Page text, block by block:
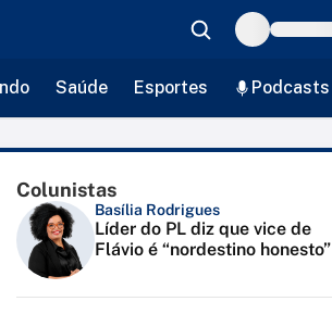
Saúde Esportes Podcasts
Colunistas
Basília Rodrigues
Líder do PL diz que vice de
Flávio é “nordestino honesto”